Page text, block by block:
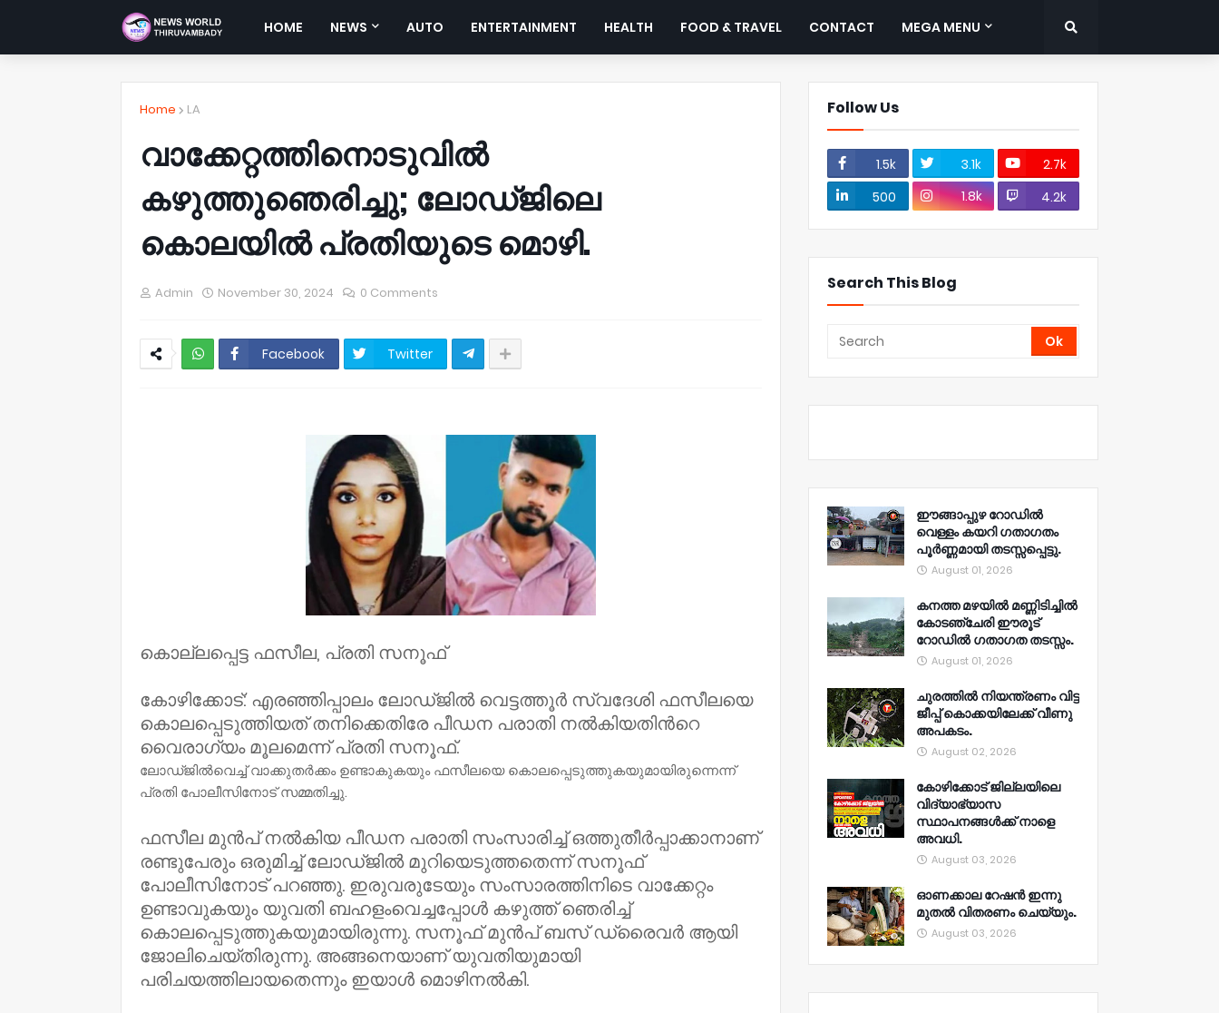
HOME NEWS AUTO ENTERTAINMENT HEALTH FOOD & TRAVEL CONTACT MEGA MENU
Home LA
വാക്കേറ്റത്തിനൊടുവിൽ
കഴുത്തുഞെരിച്ചു; ലോഡ്ജിലെ
കൊലയിൽ പ്രതിയുടെ മൊഴി.
Admin November 30, 2024 0 Comments
Facebook Twitter
കൊല്ലപ്പെട്ട ഫസീല, പ്രതി സനൂഫ്
കോഴിക്കോട്: എരഞ്ഞിപ്പാലം ലോഡ്ജിൽ വെട്ടത്തൂര്‍ സ്വദേശി ഫസീലയെ
കൊലപ്പെടുത്തിയത് തനിക്കെതിരേ പീഡന പരാതി നൽകിയതിന്‍റെ
വൈരാഗ്യം മൂലമെന്ന് പ്രതി സനൂഫ്.
ലോഡ്ജിൽവെച്ച് വാക്കുതർക്കം ഉണ്ടാകുകയും ഫസീലയെ കൊലപ്പെടുത്തുകയുമായിരുന്നെന്ന്
പ്രതി പോലീസിനോട് സമ്മതിച്ചു.
ഫസീല മുന്‍പ് നല്‍കിയ പീഡന പരാതി സംസാരിച്ച് ഒത്തുതീര്‍പ്പാക്കാനാണ്
രണ്ടുപേരും ഒരുമിച്ച് ലോഡ്ജില്‍ മുറിയെടുത്തതെന്ന് സനൂഫ്
പോലീസിനോട് പറഞ്ഞു. ഇരുവരുടേയും സംസാരത്തിനിടെ വാക്കേറ്റം
ഉണ്ടാവുകയും യുവതി ബഹളംവെച്ചപ്പോള്‍ കഴുത്ത് ഞെരിച്ച്
കൊലപ്പെടുത്തുകയുമായിരുന്നു. സനൂഫ് മുന്‍പ് ബസ് ഡ്രൈവര്‍ ആയി
ജോലിചെയ്തിരുന്നു. അങ്ങനെയാണ് യുവതിയുമായി
പരിചയത്തിലായതെന്നും ഇയാൾ മൊഴിനൽകി.
Follow Us
1.5k 3.1k
2.7k
500
1.8k 4.2k
Search This Blog
ഈങ്ങാപ്പുഴ റോഡിൽ
വെള്ളം കയറി ഗതാഗതം
പൂർണ്ണമായി തടസ്സപ്പെട്ടു.
August 01, 2026
കനത്ത മഴയിൽ മണ്ണിടിച്ചിൽ
കോടഞ്ചേരി ഈരൂട്
റോഡിൽ ഗതാഗത തടസ്സം.
August 01, 2026
ചുരത്തിൽ നിയന്ത്രണം വിട്ട
ജീപ്പ് കൊക്കയിലേക്ക് വീണു
അപകടം.
August 02, 2026
കോഴിക്കോട് ജില്ലയിലെ
വിദ്യാഭ്യാസ
സ്ഥാപനങ്ങൾക്ക് നാളെ
അവധി.
August 03, 2026
ഓണക്കാല റേഷൻ ഇന്നു
മുതല്‍ വിതരണം ചെയ്യും.
August 03, 2026